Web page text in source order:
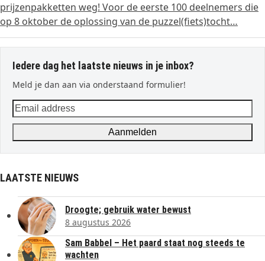
prijzenpakketten weg! Voor de eerste 100 deelnemers die
op 8 oktober de oplossing van de puzzel(fiets)tocht…
Iedere dag het laatste nieuws in je inbox?
Meld je dan aan via onderstaand formulier!
Email
address
Aanmelden
LAATSTE NIEUWS
Droogte; gebruik water bewust
8 augustus 2026
Sam Babbel – Het paard staat nog steeds te
wachten